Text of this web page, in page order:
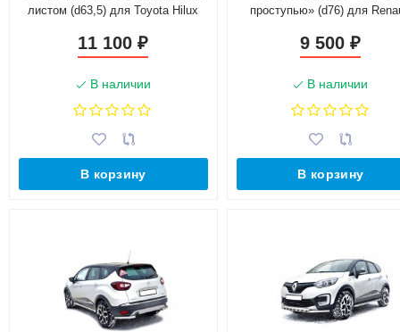
листом (d63,5) для Toyota Hilux
11 100₽
В наличии
В корзину
проступью» (d76) для
9 500₽
В наличии
В корзину